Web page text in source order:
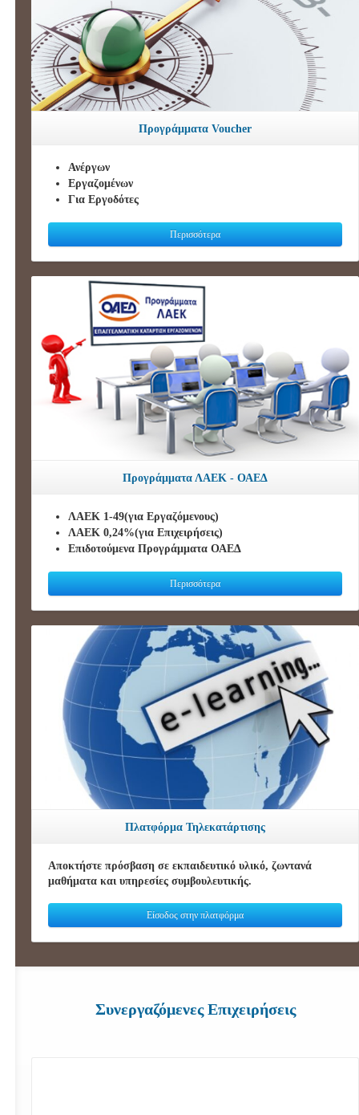
Προγράμματα Voucher
Ανέργων
Εργαζομένων
Για Εργοδότες
Περισσότερα
Προγράμματα ΛΑΕΚ - ΟΑΕΔ
ΛΑΕΚ 1-49(για Εργαζόμενους)
ΛΑΕΚ 0,24%(για Επιχειρήσεις)
Επιδοτούμενα Προγράμματα ΟΑΕΔ
Περισσότερα
Πλατφόρμα Τηλεκατάρτισης
Αποκτήστε πρόσβαση σε εκπαιδευτικό υλικό, ζωντανά
μαθήματα και υπηρεσίες συμβουλευτικής.
Είσοδος στην πλατφόρμα
Συνεργαζόμενες Επιχειρήσεις